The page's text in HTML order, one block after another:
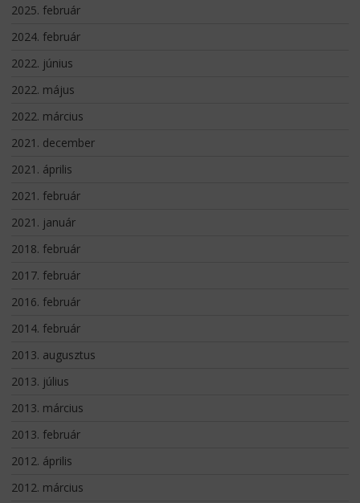
2025. február
2024. február
2022. június
2022. május
2022. március
2021. december
2021. április
2021. február
2021. január
2018. február
2017. február
2016. február
2014. február
2013. augusztus
2013. július
2013. március
2013. február
2012. április
2012. március